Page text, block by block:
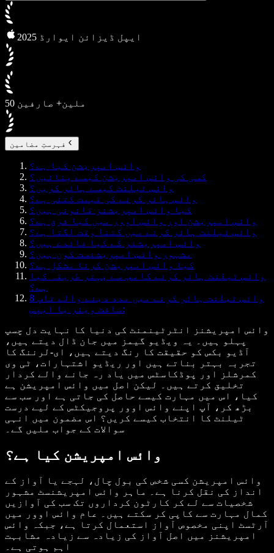
2025 ایپل ڈیزائن ایوارڈ
50 ملین+ صارفین
فہرستِ مضامین
وائس امپریشن کیا ہے؟
کسی کی وائس امپریشن کیسے بنائیں؟
وائس ٹیلنٹ کیسے ہائر کریں؟
وائس ہائر کرنے کی قیمت کتنی ہے؟
کیا وائس امپریشنز قانونی ہیں؟
وائس امپریشن اور وائس اوور میں کیا فرق ہے؟
وائس ٹیلنٹ ہائر کرنے میں کتنا وقت لگتا ہے؟
وائس امپریشنز کے کیا فائدے ہیں؟
مشہور وائس امپریشنسٹ کون ہیں؟
کیا وائس امپریشن کرنا مشکل ہے؟
وائس ٹیلنٹ ہائر کرنے کا سب سے بہتر طریقہ کیا
ہے؟
وائس ٹیلنٹ ہائر کرنے میں مدد دینے والے ٹاپ 8
سافٹ ویئر یا ایپس:
وائس امپریشنز انٹرٹینمنٹ کی دنیا کا نہایت دل چسپ
پہلو ہیں۔ یہ ویڈیو گیمز میں جان ڈال دیتے ہیں،
آڈیو بکس کو حقیقت کا رنگ دیتے ہیں، ای-لرننگ کا
تجربہ بہتر بناتے ہیں اور ریڈیو اشتہارات، ٹی وی
کمرشلز اور پوڈکاسٹس میں یاد رہ جانے والے کردار
تخلیق کرتے ہیں۔ لیکن اصل میں وائس امپریشن ہے
کیا، اس میں مہارت کیسے حاصل کی جاتی ہے اور سب سے
بڑھ کر، آپ اپنے وائس اوور پروجیکٹس کے لیے درست
ٹیلنٹ کا انتخاب کیسے کریں؟ اس مضمون میں انہی
سوالات کے جواب ملیں گے۔
وائس امپریشن کیا ہے؟
وائس امپریشن کسی شخص کی بول چال، لہجے یا آواز کے
انداز کی نقل کرنا ہے۔ ماہر وائس امپریشنسٹ مشہور
شخصیات سے لے کر کارٹون کرداروں تک سب کی آوازیں
کمال مہارت سے کاپی کر سکتے ہیں۔ عام وائس اوور میں
آرٹسٹ اپنی مخصوص آواز استعمال کرتا ہے، جبکہ وائس
امپریشنز میں اصل آواز کی زیادہ سے زیادہ مشابہت
اہم ہوتی ہے۔